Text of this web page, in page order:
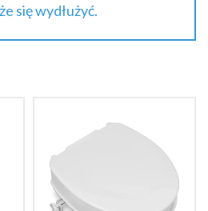
się wydłużyć.